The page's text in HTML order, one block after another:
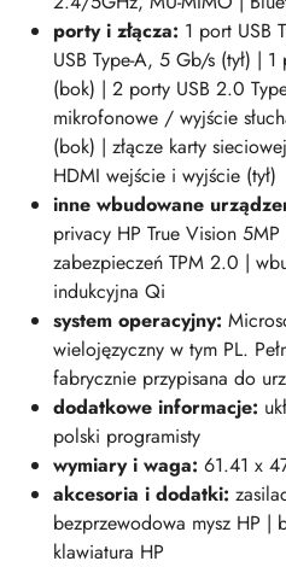
porty i złącza: 1 port USB
USB Type-A, 5 Gb/s (tył) |
(bok) | 2 porty USB 2.0
mikrofonowe / wyjście
(bok) | złącze karty
HDMI wejście i wyjście (tył)
inne wbudowane
privacy HP True Vision 5MP
zabezpieczeń TPM 2.0 |
indukcyjna Qi
system operacyjny:
wielojęzyczny w tym PL.
fabrycznie przypisana do
dodatkowe informacje:
polski programisty
wymiary i waga: 61.41 x
akcesoria i dodatki:
bezprzewodowa mysz HP |
klawiatura HP